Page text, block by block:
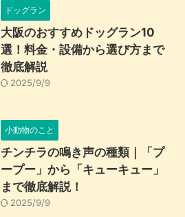
ドッグラン
大阪のおすすめドッグラン10
選！料金・設備から選び方まで
徹底解説
2025/9/9
小動物のこと
チンチラの鳴き声の種類｜「プ
ープー」から「キューキュー」
まで徹底解説！
2025/9/9